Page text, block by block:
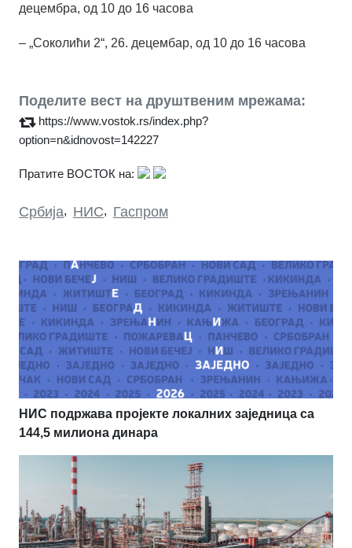
децембра, од 10 до 16 часова
– „Соколићи 2“, 26. децембар, од 10 до 16 часова
Поделите вест на друштвеним мрежама:
https://www.vostok.rs/index.php?
option=n&idnovost=142227
Пратите ВОСТОК на:
Србија, НИС, Гаспром
НИС подржава пројекте локалних заједница са
144,5 милиона динара